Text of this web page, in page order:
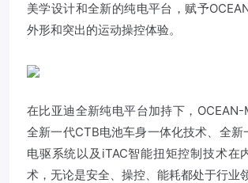
美学设计和全新的纯电平台，赋予
外形和突出的运动操控体验。
在比亚迪全新纯电平台加持下，
全新一代CTB电池车身一体化技术、全新
电驱系统以及iTAC智能扭矩控制技术在
术，无论是安全、操控、能耗都处于行业